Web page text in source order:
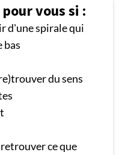
vous si :
d'une spirale qui
bas
du sens
ce que